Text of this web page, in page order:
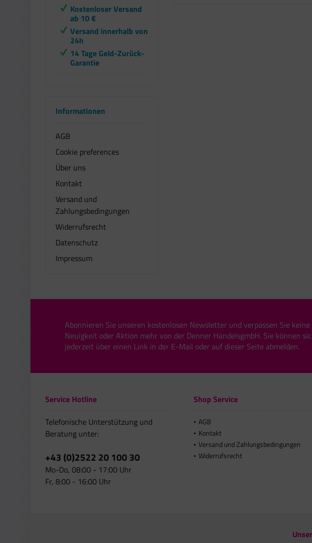
Kostenloser Versand
ab 10 €
Versand innerhalb von
24h
14 Tage Geld-Zurück-
Garantie
Informationen
AGB
Cookie preferences
Über uns
Kontakt
Versand und
Zahlungsbedingungen
Widerrufsrecht
Datenschutz
Impressum
Abonnieren Sie unseren kostenlosen Newsletter und verpassen Sie keine
Neuigkeit oder Aktion mehr von der Denner HandelsgmbH. Sie können
jederzeit über einen Link in der E-Mail oder auf dieser Seite abmelden.
Service Hotline
Telefonische Unterstützung und
Beratung unter:
+43 (0)2522 20 100 30
Mo-Do, 08:00 - 17:00 Uhr
Fr, 8:00 - 16:00 Uhr
Shop Service
AGB
Kontakt
Versand und Zahlungsbedingungen
Widerrufsrecht